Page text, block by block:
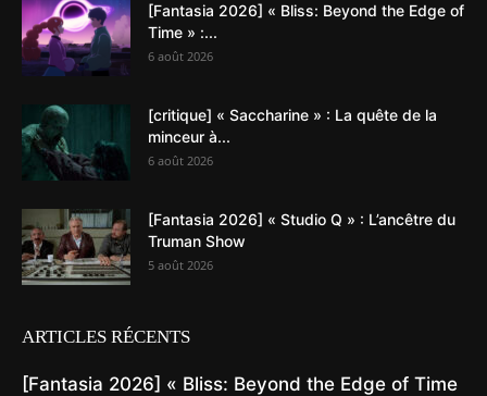
[Fantasia 2026] « Bliss: Beyond the Edge of
Time » :...
6 août 2026
[critique] « Saccharine » : La quête de la
minceur à...
6 août 2026
[Fantasia 2026] « Studio Q » : L’ancêtre du
Truman Show
5 août 2026
ARTICLES RÉCENTS
[Fantasia 2026] « Bliss: Beyond the Edge of Time